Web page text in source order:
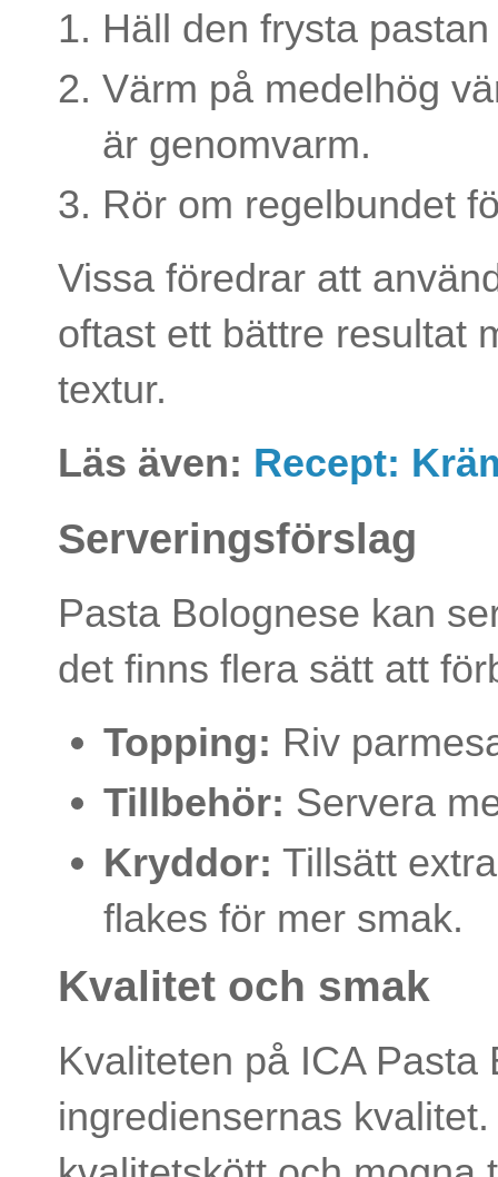
Häll den frysta
Värm på medelhög
är genomvarm.
Rör om regelbundet
Vissa föredrar att
oftast ett bättre resultat
textur.
Läs även: Recept:
Serveringsförslag
Pasta Bolognese kan
det finns flera sätt att
Topping: Riv
Tillbehör: Servera
Kryddor: Tillsätt
flakes för mer smak.
Kvalitet och smak
Kvaliteten på ICA
ingrediensernas